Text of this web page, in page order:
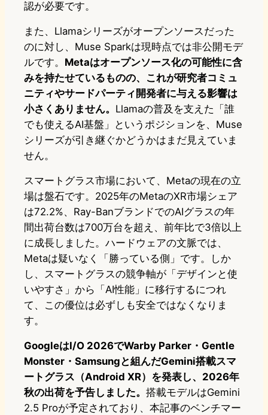
認が必要です。
また、Llamaシリーズがオープンソースだった
のに対し、Muse Sparkは現時点では非公開モデ
ルです。 Metaはオープンソース化の可能性に含
みを持たせているものの、これが研究者コミュ
ニティやサードパーティ開発者に与える影響は
小さくありません。 Llamaの普及を支えた「誰
でも使えるAI基盤」というポジションを、Muse
シリーズが引き継ぐかどうかはまだ見えていま
せん。
スマートグラス市場において、Metaの現在の立
場は盤石です。2025年のMetaのXR市場シェア
は72.2%、Ray-BanブランドでのAIグラスの年
間出荷台数は700万台を超え、前年比で3倍以上
に成長しました。ハードウェアの文脈では、
Metaは疑いなく「勝っている側」です。しか
し、スマートグラスの競争軸が「デザインと使
いやすさ」から「AI性能」に移行するにつれ
て、この優位は必ずしも安全ではなくなりま
す。
GoogleはI/O 2026でWarby Parker・Gentle
Monster・Samsungと組んだGemini搭載スマ
ートグラス（Android XR）を発表し、2026年
秋の出荷を予告しました。 搭載モデルはGemini
2.5 Proが予定されており、本記事のベンチマー